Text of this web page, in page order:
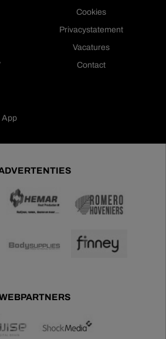
App
Cookies
Privacystatement
Vacatures
Contact